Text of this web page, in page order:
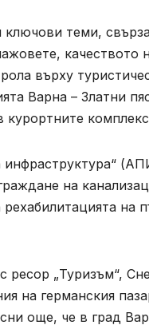
теми,
качеството
върху
Варна – Златни
курортните
на
на
„Туризъм“,
на германския
още, че в град